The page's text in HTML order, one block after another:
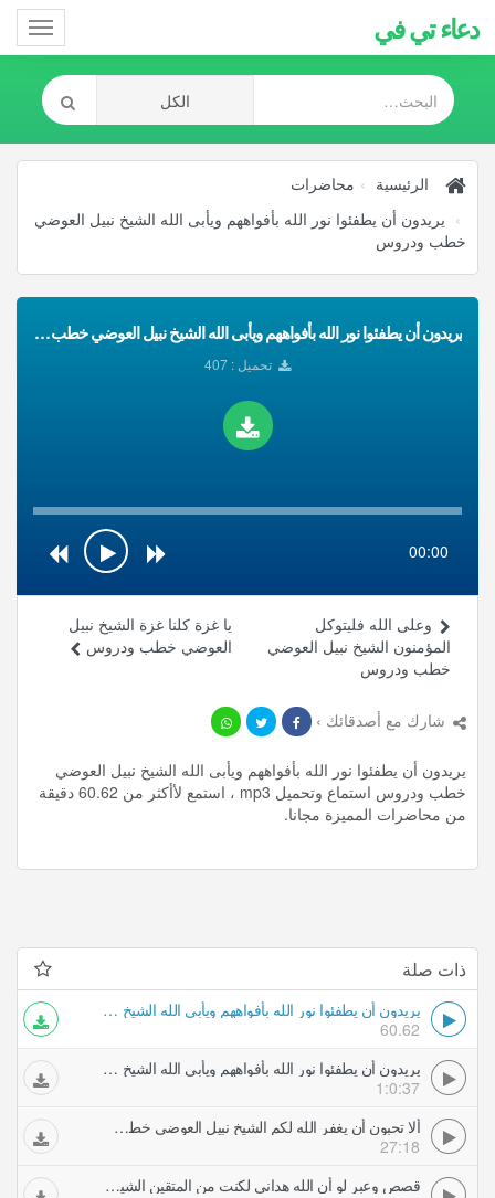
دعاء تي في
الرئيسية
محاضرات
يريدون أن يطفئوا نور الله بأفواههم ويأبى الله الشيخ نبيل العوضي
خطب ودروس
يريدون أن يطفئوا نور الله بأفواههم ويأبى الله الشيخ نبيل العوضي خطب ودروس تحميل Mp3
تحميل : 407
00:00
يا غزة كلنا غزة الشيخ نبيل
العوضي خطب ودروس
وعلى الله فليتوكل
المؤمنون الشيخ نبيل العوضي
خطب ودروس
شارك مع أصدقائك ›
يريدون أن يطفئوا نور الله بأفواههم ويأبى الله الشيخ نبيل العوضي
خطب ودروس استماع وتحميل mp3 ، استمع لأأكثر من 60.62 دقيقة
من محاضرات المميزة مجانا.
ذات صلة
يريدون أن يطفئوا نور الله بأفواههم ويأبى الله الشيخ نبيل العوضي خطب ودروس
60.62
يريدون أن يطفئوا نور الله بأفواههم ويأبى الله الشيخ نبيل العوضي خطب ودروس
1:0:37
ألا تحبون أن يغفر الله لكم الشيخ نبيل العوضي خطب ودروس
27:18
قصص وعبر لو أن الله هداني لكنت من المتقين الشيخ نبيل العوضي خطب ودروس